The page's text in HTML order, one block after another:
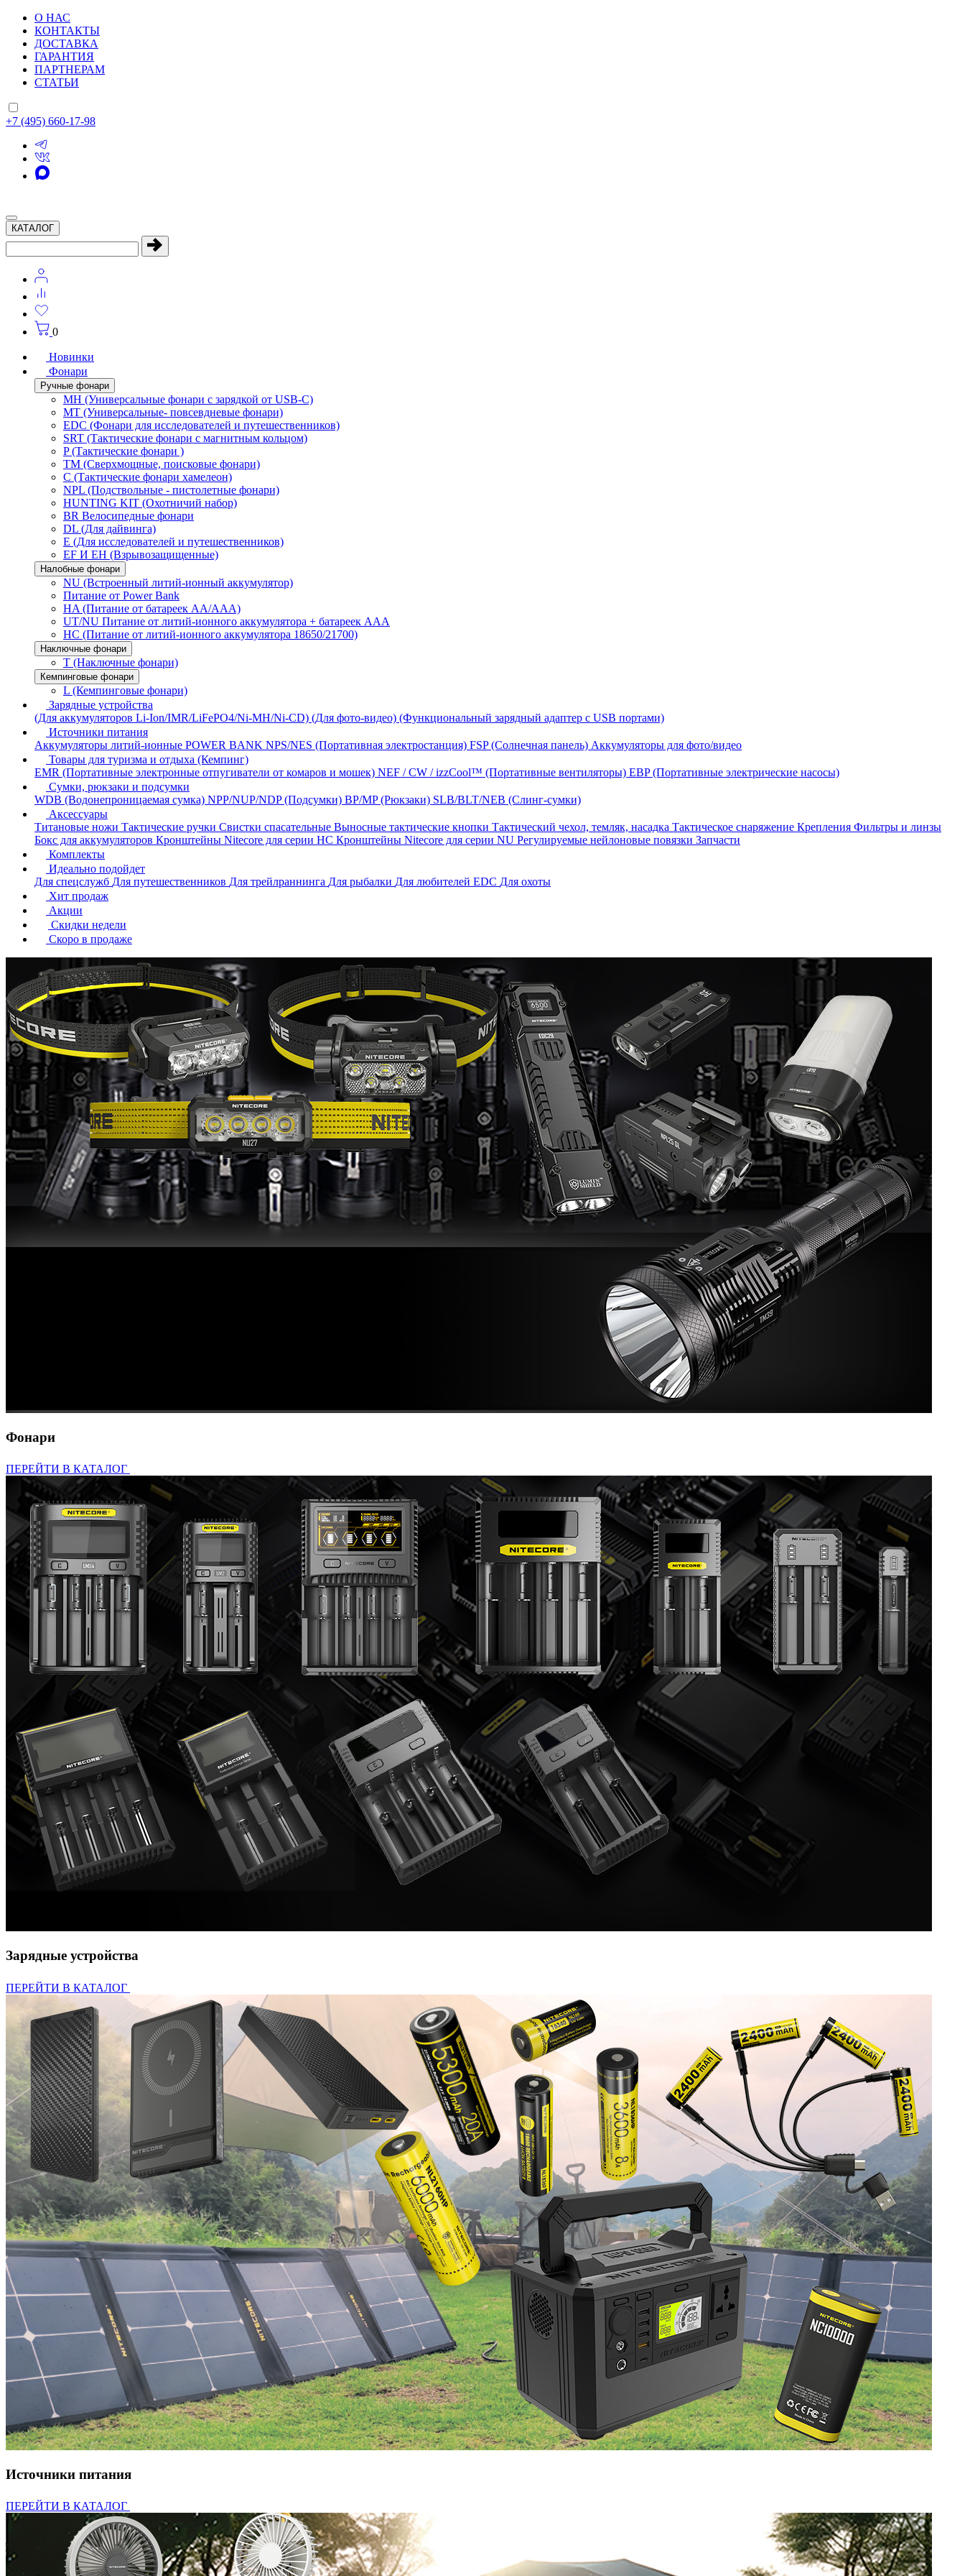
О НАС
КОНТАКТЫ
ДОСТАВКА
ГАРАНТИЯ
ПАРТНЕРАМ
СТАТЬИ
+7 (495) 660-17-98
КАТАЛОГ
0
Новинки
Фонари
Ручные фонари
MH (Универсальные фонари с зарядкой от USB-C)
MT (Универсальные- повсевдневые фонари)
EDC (Фонари для исследователей и путешественников)
SRT (Тактические фонари с магнитным кольцом)
P (Тактические фонари )
TM (Сверхмощные, поисковые фонари)
C (Тактические фонари хамелеон)
NPL (Подствольные - пистолетные фонари)
HUNTING KIT (Охотничий набор)
BR Велосипедные фонари
DL (Для дайвинга)
E (Для исследователей и путешественников)
EF И EH (Взрывозащищенные)
Налобные фонари
NU (Встроенный литий-ионный аккумулятор)
Питание от Power Bank
HA (Питание от батареек AA/AAA)
UT/NU Питание от литий-ионного аккумулятора + батареек AAA
HC (Питание от литий-ионного аккумулятора 18650/21700)
Наключные фонари
T (Наключные фонари)
Кемпинговые фонари
L (Кемпинговые фонари)
Зарядные устройства
(Для аккумуляторов Li-Ion/IMR/LiFePO4/Ni-MH/Ni-CD) (Для фото-видео) (Функциональный зарядный адаптер с USB портами)
Источники питания
Аккумуляторы литий-ионные POWER BANK NPS/NES (Портативная электростанция) FSP (Солнечная панель) Аккумуляторы для фото/видео
Товары для туризма и отдыха (Кемпинг)
EMR (Портативные электронные отпугиватели от комаров и мошек) NEF / CW / izzCool™ (Портативные вентиляторы) EBP (Портативные электрические насосы)
Сумки, рюкзаки и подсумки
WDB (Водонепроницаемая сумка) NPP/NUP/NDP (Подсумки) BP/MP (Рюкзаки) SLB/BLT/NEB (Слинг-сумки)
Аксессуары
Титановые ножи Тактические ручки Свистки спасательные Выносные тактические кнопки Тактический чехол, темляк, насадка Тактическое снаряжение Крепления Фильтры и линзы
Бокс для аккумуляторов Кронштейны Nitecore для серии HС Кронштейны Nitecore для серии NU Регулируемые нейлоновые повязки Запчасти
Комплекты
Идеально подойдет
Для спецслужб Для путешественников Для трейлраннинга Для рыбалки Для любителей EDC Для охоты
Хит продаж
Акции
Скидки недели
Скоро в продаже
Фонари
ПЕРЕЙТИ В КАТАЛОГ
Зарядные устройства
ПЕРЕЙТИ В КАТАЛОГ
Источники питания
ПЕРЕЙТИ В КАТАЛОГ